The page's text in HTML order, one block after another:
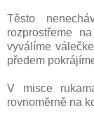
Těsto
rozprostřeme
vyválíme
předem
V misce
rovnoměrně na